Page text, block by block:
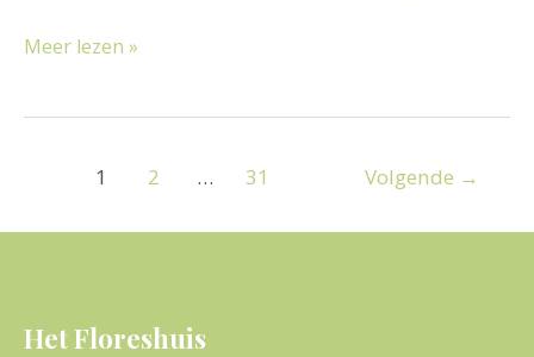
Meer lezen »
1 2 … 31 Volgende →
Het Floreshuis